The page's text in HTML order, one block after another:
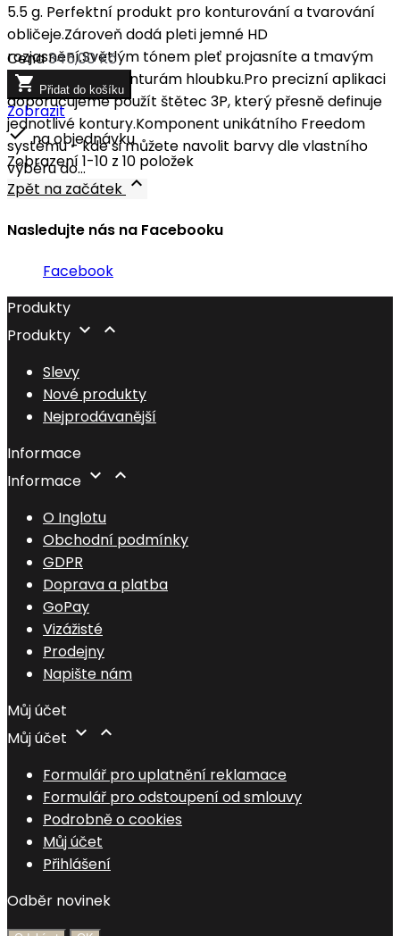
5.5 g. Perfektní produkt pro konturování a tvarování
obličeje.Zároveň dodá pleti jemné HD
rozjasnění.Světlým tónem pleť projasníte a tmavým
tónem dodáte konturám hloubku.Pro precizní aplikaci
doporučujeme použít štětec 3P, který přesně definuje
jednotlivé kontury.Komponent unikátního Freedom
systému - kde si můžete navolit barvy dle vlastního
výběru do...
Cena345,00 Kč
 Přidat do košíku
Zobrazit
na objednávku
Zobrazení 1-10 z 10 položek
Zpět na začátek 
Nasledujte nás na Facebooku
Facebook
Produkty
Produkty  
Slevy
Nové produkty
Nejprodávanější
Informace
Informace  
O Inglotu
Obchodní podmínky
GDPR
Doprava a platba
GoPay
Vizážisté
Prodejny
Napište nám
Můj účet
Můj účet  
Formulář pro uplatnění reklamace
Formulář pro odstoupení od smlouvy
Podrobně o cookies
Můj účet
Přihlášení
Odběr novinek